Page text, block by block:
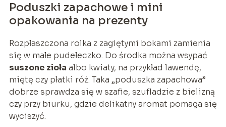
Poduszki zapachowe i mini
opakowania na prezenty
Rozpłaszczona rolka z zagiętymi bokami zamienia
się w małe pudełeczko. Do środka można wsypać
suszone zioła albo kwiaty, na przykład lawendę,
miętę czy płatki róż. Taka „poduszka zapachowa”
dobrze sprawdza się w szafie, szufladzie z bielizną
czy przy biurku, gdzie delikatny aromat pomaga się
wyciszyć.